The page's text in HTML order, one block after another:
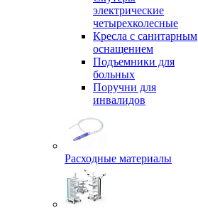
электрические
четырехколесные
Кресла с санитарным
оснащением
Подъемники для
больных
Поручни для
инвалидов
Расходные материалы